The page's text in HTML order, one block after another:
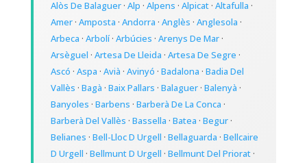
Alòs De Balaguer· Alp · Alpens · Alpicat· Altafulla ·
Amer· Amposta · Andorra · Anglès · Anglesola ·
Arbeca · Arbolí· Arbúcies · Arenys De Mar·
Arsèguel · Artesa De Lleida · Artesa De Segre ·
Ascó · Aspa · Avià · Avinyó · Badalona · Badia Del
Vallès · Bagà · Baix Pallars · Balaguer· Balenyà ·
Banyoles · Barbens · Barberà De La Conca ·
Barberà Del Vallès · Bassella · Batea · Begur·
Belianes · Bell-Lloc D Urgell · Bellaguarda · Bellcaire
D Urgell · Bellmunt D Urgell · Bellmunt Del Priorat·